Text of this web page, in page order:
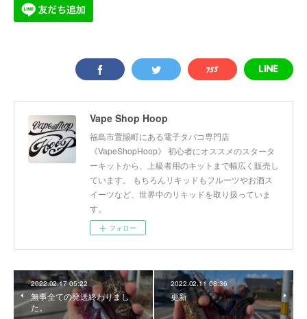
Vape Shop Hoop
福島市置賜町にある電子タバコ専門店
《VapeShopHoop》 初心者にオススメのスタータ
ーキットから、上級者用のキットまで幅広く販売し
ています。 もちろんリキッドもフルーツやお酒ス
イーツなど、世界中のリキッドを取り扱っていま
す。
フォロー
2022.02.17 05:22
無事全ての発送終わりまし
た。
2022.02.11 08:36
更新